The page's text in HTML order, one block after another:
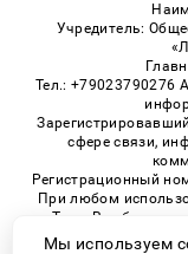
Учредитель:
Тел.: +79023790276
сфере связи,
Регистрационный
При любом
Town.Ru
только при
Мы используем